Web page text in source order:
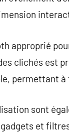
approprié
clichés est
permettant
sont
et